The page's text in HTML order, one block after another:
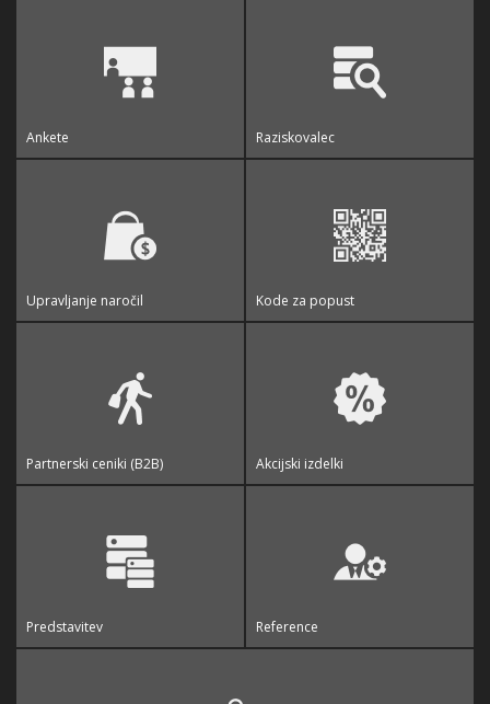
Ankete Raziskovalec
Upravljanje naročil Kode za popust
Partnerski ceniki (B2B) Akcijski izdelki
Predstavitev Reference